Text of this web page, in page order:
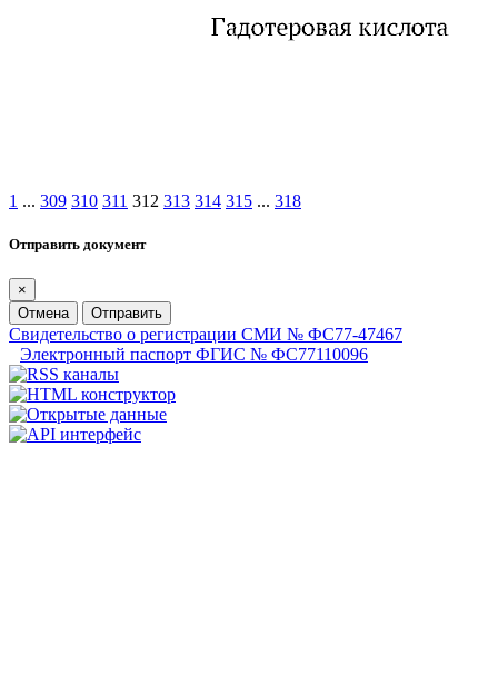
1 ... 309 310 311 312 313 314 315 ... 318
Отправить документ
×
Отмена
Отправить
Свидетельство о регистрации СМИ № ФС77-47467
Электронный паспорт ФГИС № ФС77110096